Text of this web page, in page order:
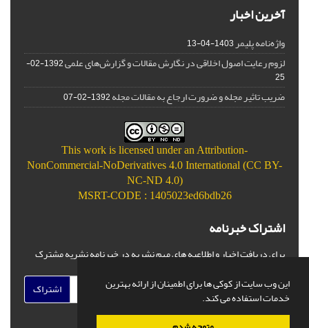
این وب سایت از کوکی ها برای اطمینان از ارائه بهترین
خدمات استفاده می کند.
آخرین اخبار
واژه‌نامه پلیمر1403-04-13
لزوم رعایت اصول اخلاقی در نگارش مقالات و گزارش‌‌های علمی
1392-02-
25
ضریب تاثیر مجله و ضرورت ارجاع به مقالات مجله1392-02-07
This work is licensed under an Attribution-
NonCommercial-NoDerivatives 4.0 International (CC BY-
NC-ND 4.0)
MSRT-CODE : 1405023ed6bdb26
اشتراک خبرنامه
برای دریافت اخبار و اطلاعیه های مهم نشریه در خبرنامه نشریه مشترک
اشتراک